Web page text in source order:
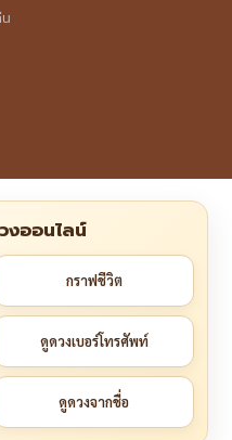
งออนไลน์
กราฟชีวิต
ดูดวงเบอร์โทรศัพท์
ดูดวงจากชื่อ